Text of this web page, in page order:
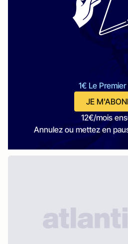
1€ Le
JE
12€/mois
Annulez ou mettez en